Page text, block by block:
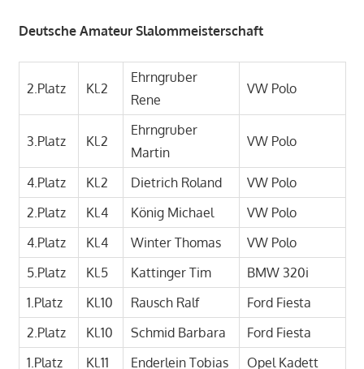
Deutsche Amateur Slalommeisterschaft
2.Platz Kl.2
Ehrngruber
Rene
VW Polo
3.Platz Kl.2
Ehrngruber
Martin
VW Polo
4.Platz Kl.2 Dietrich Roland
VW Polo
2.Platz
Kl.4 König Michael
VW Polo
4.Platz
Kl.4 Winter Thomas
VW Polo
5.Platz
Kl.5 Kattinger Tim
BMW 320i
1.Platz
Kl.10 Rausch Ralf
Ford Fiesta
2.Platz
Kl.10 Schmid Barbara
Ford Fiesta
1.Platz
Kl.11 Enderlein Tobias Opel Kadett